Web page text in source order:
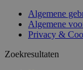
Algemene
Algemene
Privacy &
Zoekresultaten